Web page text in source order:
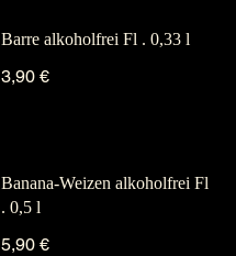
Barre alkoholfrei Fl . 0,33 l
3,90 €
Banana-Weizen alkoholfrei Fl
. 0,5 l
5,90 €